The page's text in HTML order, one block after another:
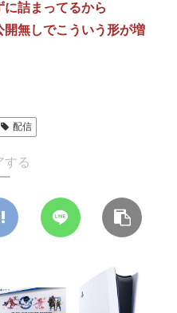
詰まってるから
無しでこういう形が増
配信
する